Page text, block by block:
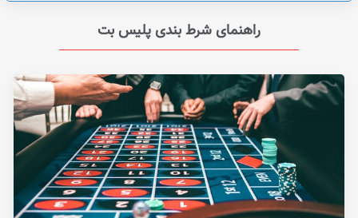
راهنمای شرط بندی پلیس بت